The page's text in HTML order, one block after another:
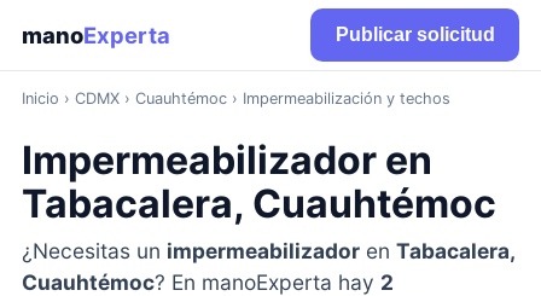
manoExperta Publicar solicitud
Inicio › CDMX› Cuauhtémoc › Impermeabilización y techos
Impermeabilizador en
Tabacalera, Cuauhtémoc
¿Necesitas un impermeabilizadoren Tabacalera,
Cuauhtémoc? En manoExperta hay 2